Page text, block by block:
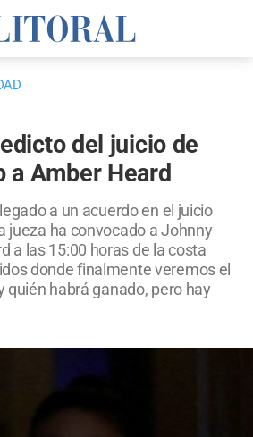
del juicio de
a Amber Heard
a un acuerdo en el juicio
jueza ha convocado a Johnny
a las 15:00 horas de la costa
donde finalmente veremos el
quién habrá ganado, pero hay